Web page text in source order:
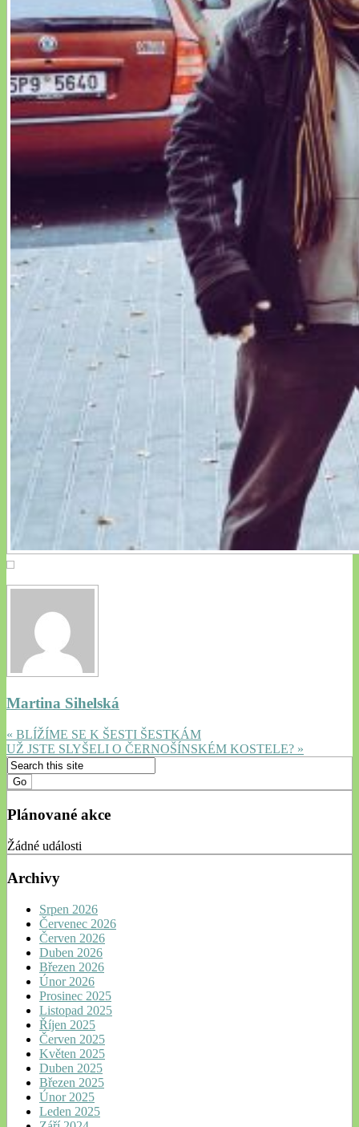
Martina Sihelská
« BLÍŽÍME SE K ŠESTI ŠESTKÁM
UŽ JSTE SLYŠELI O ČERNOŠÍNSKÉM KOSTELE? »
Plánované akce
Žádné události
Archivy
Srpen 2026
Červenec 2026
Červen 2026
Duben 2026
Březen 2026
Únor 2026
Prosinec 2025
Listopad 2025
Říjen 2025
Červen 2025
Květen 2025
Duben 2025
Březen 2025
Únor 2025
Leden 2025